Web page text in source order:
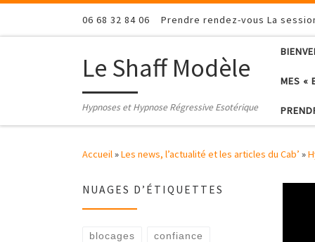
Passer au contenu06 68 32 84 06 Prendre rendez-vous La
Le Shaff Modèle
Hypnoses et Hypnose Régressive Esotérique
MES «
Accueil »Les news, l’actualité et les articles du Cab’ »
NUAGES D’ÉTIQUETTES
blocages confiance